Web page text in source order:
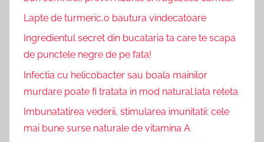
Lapte de turmeric,o bautura vindecatoare
Ingredientul secret din bucataria ta care te scapa
de punctele negre de pe fata!
Infectia cu helicobacter sau boala mainilor
murdare poate fi tratata in mod natural.Iata reteta
Imbunatatirea vederii, stimularea imunitatii: cele
mai bune surse naturale de vitamina A